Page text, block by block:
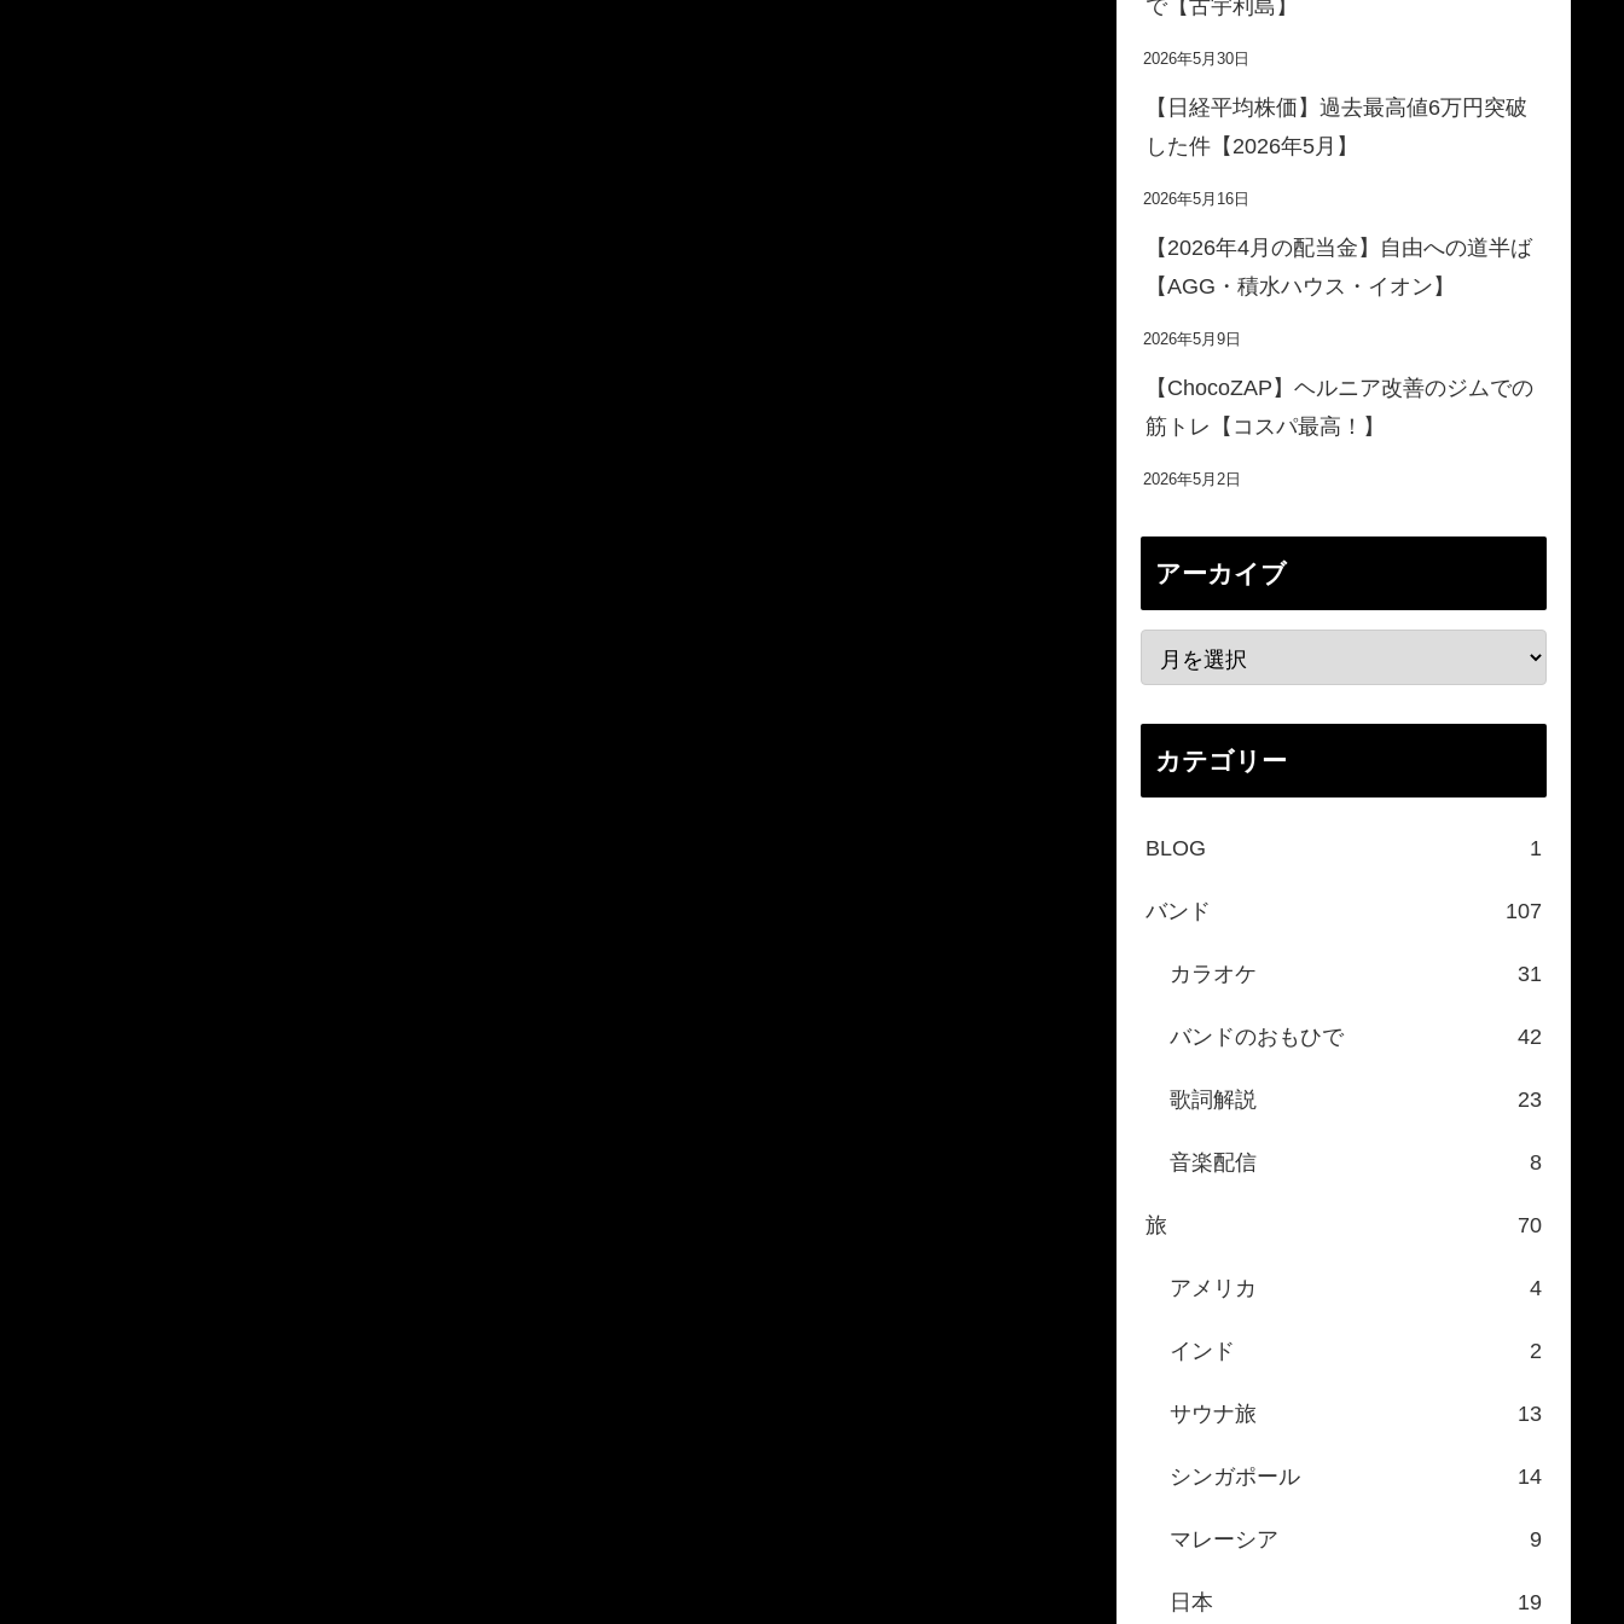
で【古宇利島】
2026年5月30日
【日経平均株価】過去最高値6万円突破
した件【2026年5月】
2026年5月16日
【2026年4月の配当金】自由への道半ば
【AGG・積水ハウス・イオン】
2026年5月9日
【ChocoZAP】ヘルニア改善のジムでの
筋トレ【コスパ最高！】
2026年5月2日
アーカイブ
カテゴリー
BLOG 1
バンド 107
カラオケ 31
バンドのおもひで 42
歌詞解説 23
音楽配信 8
旅 70
アメリカ 4
インド 2
サウナ旅 13
シンガポール 14
マレーシア 9
日本 19